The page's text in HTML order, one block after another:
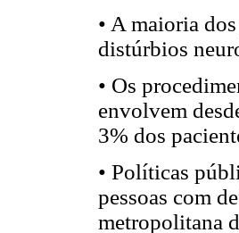
• A maioria
distúrbios
• Os
envolvem
3% dos
• Políticas
pessoas com
metropolitana